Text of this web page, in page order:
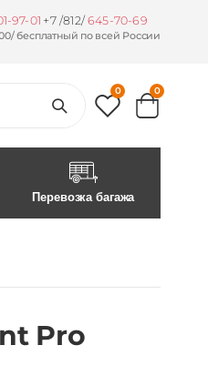
97-01 +7 /812/645-70-69
бесплатный по всей России
0 0
Перевозка багажа
Pro